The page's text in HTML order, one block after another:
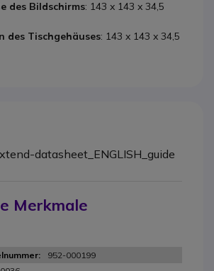
des Bildschirms: 143 x 143 x 34,5
des Tischgehäuses: 143 x 143 x 34,5
datasheet_ENGLISH_guide
Merkmale
952-000199